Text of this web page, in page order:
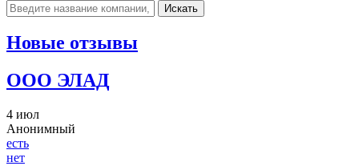
Искать
Новые отзывы
ООО ЭЛАД
4 июл
Анонимный
есть
нет